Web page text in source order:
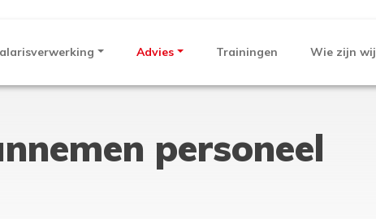
Advies Trainingen Wie zijn wij
personeel